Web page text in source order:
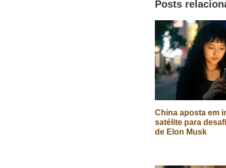
Posts
China aposta em
satélite para
de Elon Musk